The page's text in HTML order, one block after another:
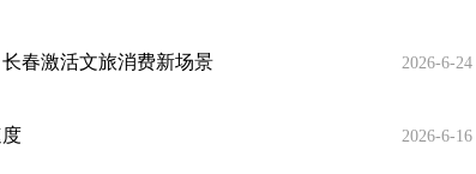
长春激活文旅消费新场景 2026-6-24
2026-6-16